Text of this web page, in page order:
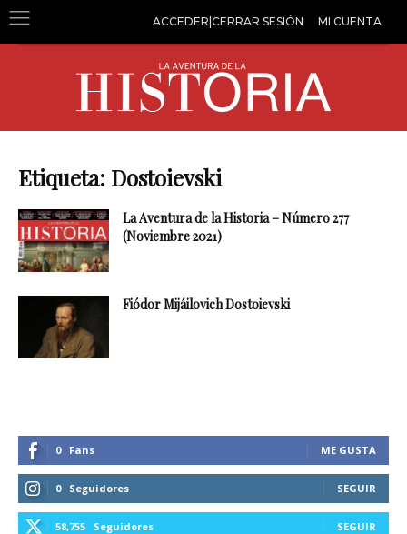
ACCEDER|CERRAR SESIÓN MI CUENTA
Etiqueta: Dostoievski
La Aventura de la Historia – Número 277
(Noviembre 2021)
Fiódor Mijáilovich Dostoievski
0 Fans ME GUSTA
0 Seguidores SEGUIR
58,755 Seguidores SEGUIR